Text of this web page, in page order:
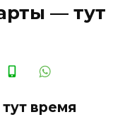
— тут
время